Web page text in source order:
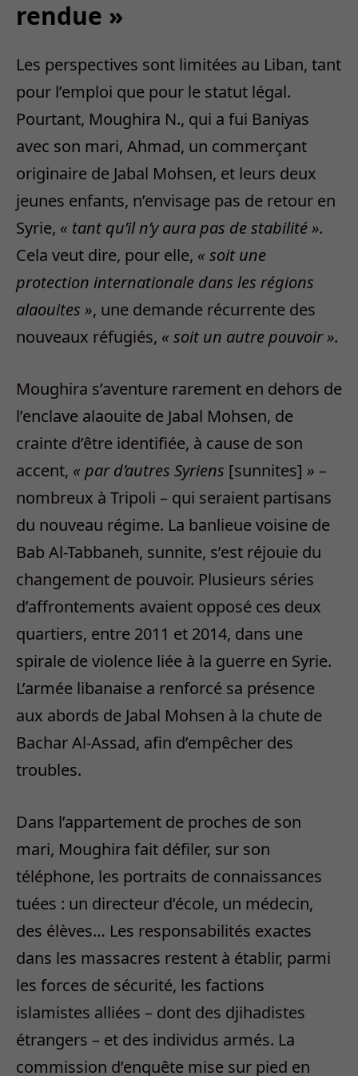
rendue »
Les perspectives sont limitées au Liban, tant
pour l’emploi que pour le statut légal.
Pourtant, Moughira N., qui a fui Baniyas
avec son mari, Ahmad, un commerçant
originaire de Jabal Mohsen, et leurs deux
jeunes enfants, n’envisage pas de retour en
Syrie, « tant qu’il n’y aura pas de stabilité ».
Cela veut dire, pour elle, « soit une
protection internationale dans les régions
alaouites », une demande récurrente des
nouveaux réfugiés, « soit un autre pouvoir ».
Moughira s’aventure rarement en dehors de
l’enclave alaouite de Jabal Mohsen, de
crainte d’être identifiée, à cause de son
accent, « par d’autres Syriens [sunnites] » –
nombreux à Tripoli – qui seraient partisans
du nouveau régime. La banlieue voisine de
Bab Al-Tabbaneh, sunnite, s’est réjouie du
changement de pouvoir. Plusieurs séries
d’affrontements avaient opposé ces deux
quartiers, entre 2011 et 2014, dans une
spirale de violence liée à la guerre en Syrie.
L’armée libanaise a renforcé sa présence
aux abords de Jabal Mohsen à la chute de
Bachar Al-Assad, afin d’empêcher des
troubles.
Dans l’appartement de proches de son
mari, Moughira fait défiler, sur son
téléphone, les portraits de connaissances
tuées : un directeur d’école, un médecin,
des élèves… Les responsabilités exactes
dans les massacres restent à établir, parmi
les forces de sécurité, les factions
islamistes alliées – dont des djihadistes
étrangers – et des individus armés. La
commission d’enquête mise sur pied en